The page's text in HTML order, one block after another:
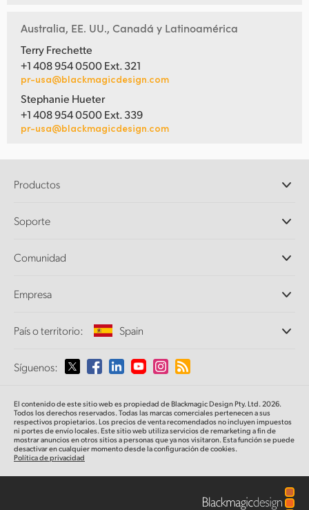
Australia, EE. UU., Canadá y Latinoamérica
Terry Frechette
+1 408 954 0500 Ext. 321
pr-usa@blackmagicdesign.com
Stephanie Hueter
+1 408 954 0500 Ext. 339
pr-usa@blackmagicdesign.com
Productos
DaVinci Resolve y Fusion
Ultimatte
Captura y reproducción
Conversión de formatos
Supervisión
Almacenamiento en redes
Direccionamiento y distribución
Transmisión y codificación
Soporte
Centro de soporte técnico
Comunidad
Empresa
Perfil empresarial
Medios
País o territorio: Spain
Selecciona un país o territorio
Australia
Austria
Síguenos:
El contenido de este sitio web es propiedad de Blackmagic Design Pty. Ltd. 2026.
Todos los derechos reservados. Todas las marcas comerciales pertenecen a sus
respectivos propietarios. Los precios de venta recomendados no incluyen impuestos
ni portes de envío locales. Este sitio web utiliza servicios de remarketing a fin de
mostrar anuncios en otros sitios a personas que ya nos visitaron. Esta función se puede
desactivar en cualquier momento desde la configuración de cookies.
Política de privacidad